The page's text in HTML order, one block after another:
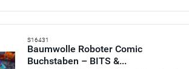
S16431
Baumwolle Roboter Comic
Buchstaben – BITS &...